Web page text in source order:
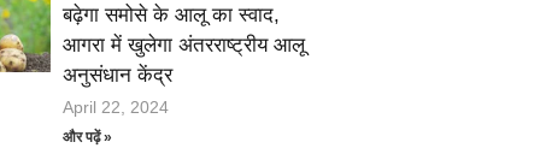
बढ़ेगा समोसे के आलू का स्वाद,
आगरा में खुलेगा अंतरराष्ट्रीय आलू
अनुसंधान केंद्र
April 22, 2024
और पढ़ें »